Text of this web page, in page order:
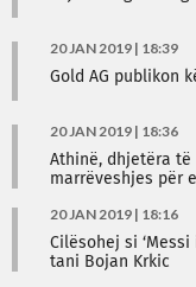
20 JAN 2019 | 18:39
Gold AG publikon
20 JAN 2019 | 18:36
Athinë, dhjetëra
marrëveshjes për
20 JAN 2019 | 18:16
Cilësohej si
tani Bojan Krkic